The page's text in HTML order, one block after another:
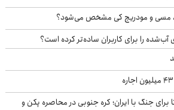
مسی و مودریچ کی مشخص می‌شود؟
را برای کاربران ساده‌تر کرده است؟
برای جنگ با ایران؛ کره جنوبی در محاصره پکن و